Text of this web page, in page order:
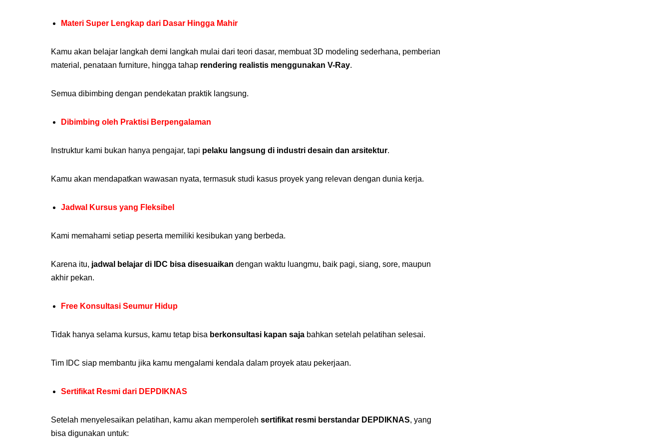
Materi Super Lengkap dari Dasar Hingga Mahir
Kamu akan belajar langkah demi langkah mulai dari teori dasar, membuat 3D modeling sederhana, pemberian
material, penataan furniture, hingga tahap rendering realistis menggunakan V-Ray.
Semua dibimbing dengan pendekatan praktik langsung.
Dibimbing oleh Praktisi Berpengalaman
Instruktur kami bukan hanya pengajar, tapi pelaku langsung di industri desain dan arsitektur.
Kamu akan mendapatkan wawasan nyata, termasuk studi kasus proyek yang relevan dengan dunia kerja.
Jadwal Kursus yang Fleksibel
Kami memahami setiap peserta memiliki kesibukan yang berbeda.
Karena itu, jadwal belajar di IDC bisa disesuaikan dengan waktu luangmu, baik pagi, siang, sore, maupun
akhir pekan.
Free Konsultasi Seumur Hidup
Tidak hanya selama kursus, kamu tetap bisa berkonsultasi kapan saja bahkan setelah pelatihan selesai.
Tim IDC siap membantu jika kamu mengalami kendala dalam proyek atau pekerjaan.
Sertifikat Resmi dari DEPDIKNAS
Setelah menyelesaikan pelatihan, kamu akan memperoleh sertifikat resmi berstandar DEPDIKNAS, yang
bisa digunakan untuk: